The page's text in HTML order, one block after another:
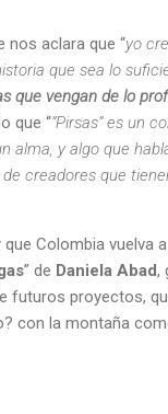
nos aclara que “yo
que sea lo
que vengan de lo
que “”Pirsas” es un
alma, y algo que
creadores que
Colombia vuelva
” de Daniela Abad,
futuros proyectos,
con la montaña